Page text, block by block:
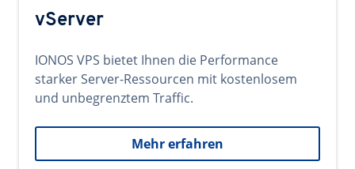
vServer
IONOS VPS bietet Ihnen die Performance
starker Server-Ressourcen mit kostenlosem
und unbegrenztem Traffic.
Mehr erfahren